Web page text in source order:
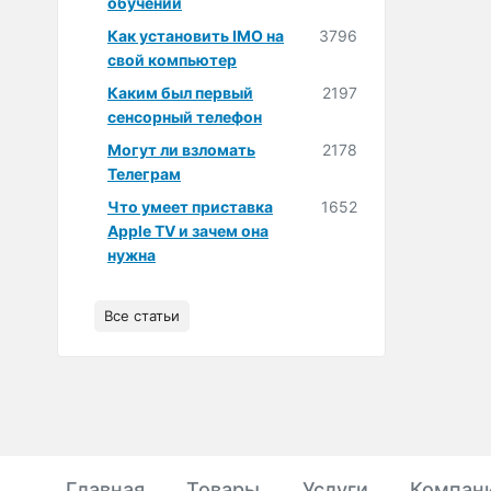
Как установить IMO на
свой компьютер
3796
Каким был первый
сенсорный телефон
2197
Могут ли взломать
Телеграм
2178
Что умеет приставка
Apple TV и зачем она
нужна
1652
Все статьи